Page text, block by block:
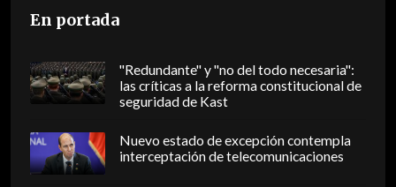
En portada
"Redundante" y "no del todo necesaria":
las críticas a la reforma constitucional de
seguridad de Kast
Nuevo estado de excepción contempla
interceptación de telecomunicaciones